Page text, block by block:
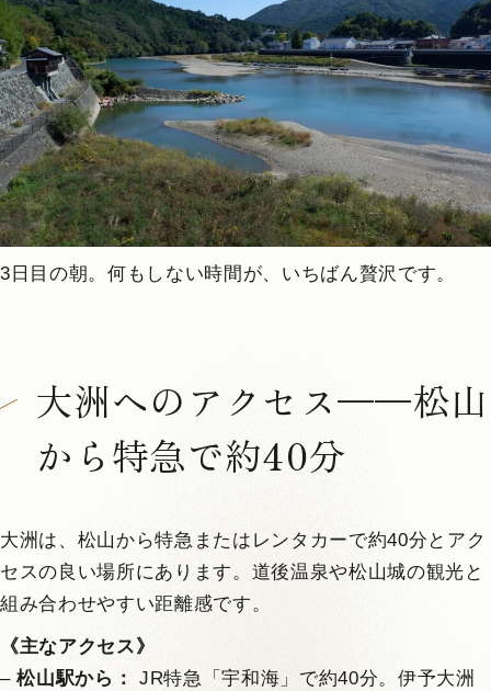
3日目の朝。何もしない時間が、いちばん贅沢です。
大洲へのアクセス——松山
から特急で約40分
大洲は、松山から特急またはレンタカーで約40分とアク
セスの良い場所にあります。道後温泉や松山城の観光と
組み合わせやすい距離感です。
《主なアクセス》
–松山駅から：
JR特急「宇和海」で約40分。伊予大洲